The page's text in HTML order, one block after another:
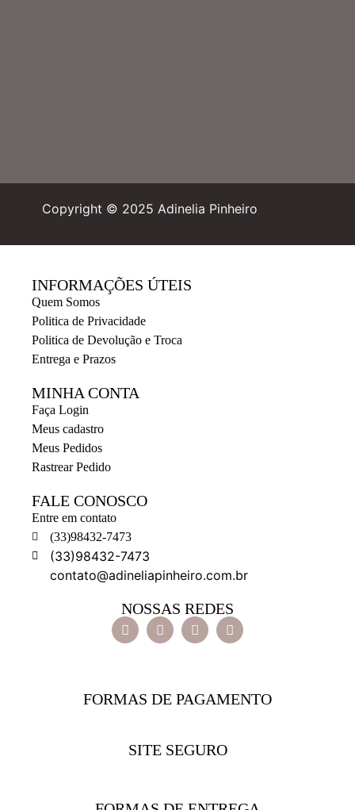
Copyright © 2025 Adinelia Pinheiro
INFORMAÇÕES ÚTEIS
Quem Somos
Politica de Privacidade
Politica de Devolução e Troca
Entrega e Prazos
MINHA CONTA
Faça Login
Meus cadastro
Meus Pedidos
Rastrear Pedido
FALE CONOSCO
Entre em contato
(33)98432-7473
(33)98432-7473
contato@adineliapinheiro.com.br
NOSSAS REDES
FORMAS DE PAGAMENTO
SITE SEGURO